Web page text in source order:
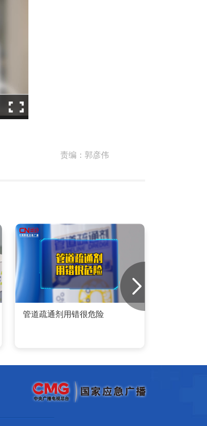
责编： 郭彦伟
管道疏通剂用错很危险